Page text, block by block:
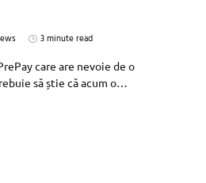
3 minute read
care are nevoie de o
să știe că acum o…